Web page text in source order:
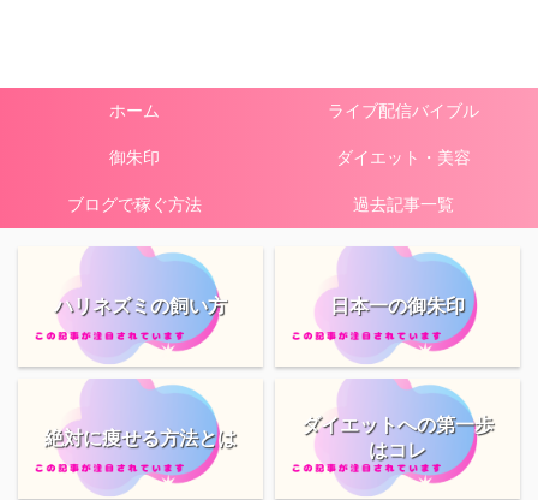
ホーム ライブ配信バイブル
御朱印 ダイエット・美容
ブログで稼ぐ方法 過去記事一覧
ハリネズミの飼い方 日本一の御朱印
絶対に痩せる方法とは
ダイエットへの第一歩
はコレ